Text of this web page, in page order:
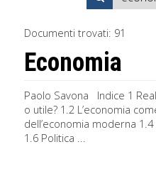
Documenti trovati: 91
Economia
Paolo Savona Indice 1
o utile? 1.2 L’economia
dell’economia moderna
1.6 Politica ...